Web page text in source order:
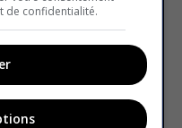
de confidentialité.